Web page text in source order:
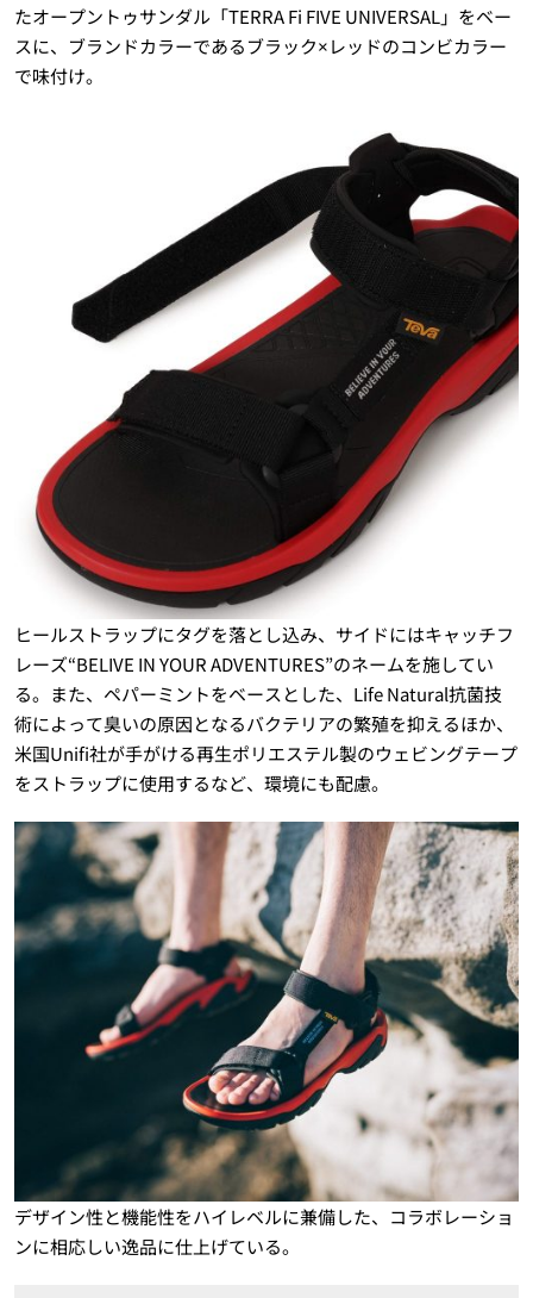
たオープントゥサンダル「TERRA Fi FIVE UNIVERSAL」をベー
スに、ブランドカラーであるブラック×レッドのコンビカラー
で味付け。
ヒールストラップにタグを落とし込み、サイドにはキャッチフ
レーズ“BELIVE IN YOUR ADVENTURES”のネームを施してい
る。また、ペパーミントをベースとした、Life Natural抗菌技
術によって臭いの原因となるバクテリアの繁殖を抑えるほか、
米国Unifi社が手がける再生ポリエステル製のウェビングテープ
をストラップに使用するなど、環境にも配慮。
デザイン性と機能性をハイレベルに兼備した、コラボレーショ
ンに相応しい逸品に仕上げている。